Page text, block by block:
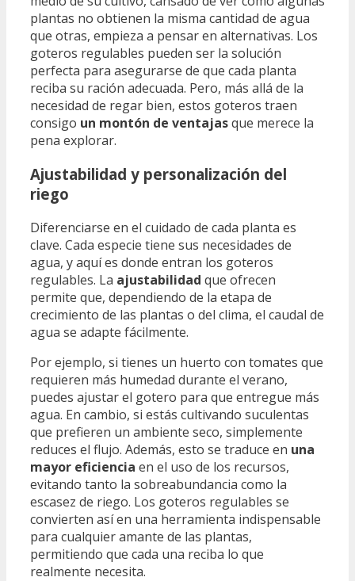
plantas no obtienen la misma cantidad de agua
que otras, empieza a pensar en alternativas. Los
goteros regulables pueden ser la solución
perfecta para asegurarse de que cada planta
reciba su ración adecuada. Pero, más allá de la
necesidad de regar bien, estos goteros traen
consigo un montón de ventajasque merece la
pena explorar.
Ajustabilidad y personalización del
riego
Diferenciarse en el cuidado de cada planta es
clave. Cada especie tiene sus necesidades de
agua, y aquí es donde entran los goteros
regulables. La ajustabilidad que ofrecen
permite que, dependiendo de la etapa de
crecimiento de las plantas o del clima, el caudal de
agua se adapte fácilmente.
Por ejemplo, si tienes un huerto con tomates que
requieren más humedad durante el verano,
puedes ajustar el gotero para que entregue más
agua. En cambio, si estás cultivando suculentas
que prefieren un ambiente seco, simplemente
reduces el flujo. Además, esto se traduce en una
mayor eficiencia en el uso de los recursos,
evitando tanto la sobreabundancia como la
escasez de riego. Los goteros regulables se
convierten así en una herramienta indispensable
para cualquier amante de las plantas,
permitiendo que cada una reciba lo que
realmente necesita.